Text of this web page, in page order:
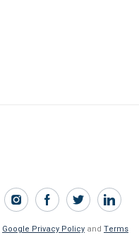
Google Privacy Policy and Terms